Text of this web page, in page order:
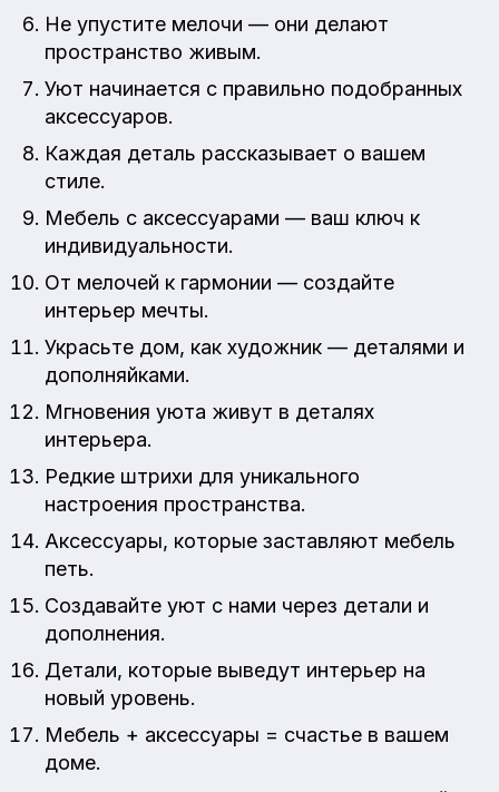
Не упустите мелочи — они делают
пространство живым.
Уют начинается с правильно подобранных
аксессуаров.
Каждая деталь рассказывает о вашем
стиле.
Мебель с аксессуарами — ваш ключ к
индивидуальности.
От мелочей к гармонии — создайте
интерьер мечты.
Украсьте дом, как художник — деталями и
дополняйками.
Мгновения уюта живут в деталях
интерьера.
Редкие штрихи для уникального
настроения пространства.
Аксессуары, которые заставляют мебель
петь.
Создавайте уют с нами через детали и
дополнения.
Детали, которые выведут интерьер на
новый уровень.
Мебель + аксессуары = счастье в вашем
доме.